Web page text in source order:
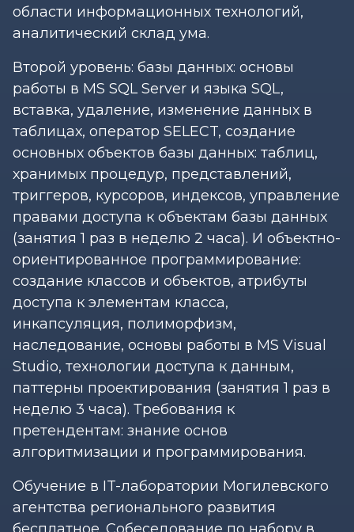
области информационных технологий,
аналитический склад ума.
Второй уровень: базы данных: основы
работы в MS SQL Server и языка SQL,
вставка, удаление, изменение данных в
таблицах, оператор SELECT, создание
основных объектов базы данных: таблиц,
хранимых процедур, представлений,
триггеров, курсоров, индексов, управление
правами доступа к объектам базы данных
(занятия 1 раз в неделю 2 часа). И объектно-
ориентированное программирование:
создание классов и объектов, атрибуты
доступа к элементам класса,
инкапсуляция, полиморфизм,
наследование, основы работы в MS Visual
Studio, технологии доступа к данным,
паттерны проектирования (занятия 1 раз в
неделю 3 часа). Требования к
претендентам: знание основ
алгоритмизации и программирования.
Обучение в IT-лаборатории Могилевского
агентства регионального развития